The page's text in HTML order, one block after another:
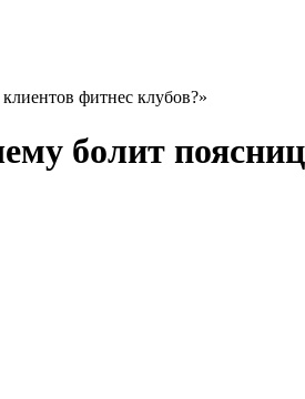
фитнес клубов?»
болит